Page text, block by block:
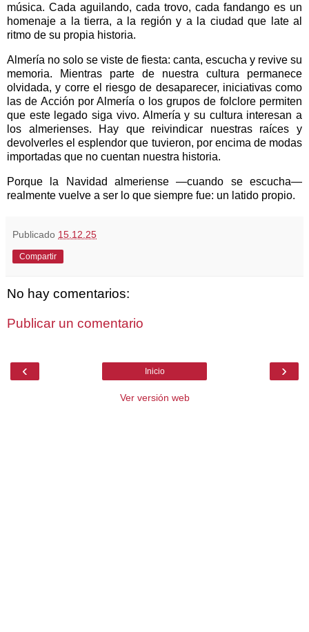
música. Cada aguilando, cada trovo, cada fandango es un
homenaje a la tierra, a la región y a la ciudad que late al
ritmo de su propia historia.
Almería no solo se viste de fiesta: canta, escucha y revive su
memoria. Mientras parte de nuestra cultura permanece
olvidada, y corre el riesgo de desaparecer, iniciativas como
las de Acción por Almería o los grupos de folclore permiten
que este legado siga vivo. Almería y su cultura interesan a
los almerienses. Hay que reivindicar nuestras raíces y
devolverles el esplendor que tuvieron, por encima de modas
importadas que no cuentan nuestra historia.
Porque la Navidad almeriense —cuando se escucha—
realmente vuelve a ser lo que siempre fue: un latido propio.
Publicado 15.12.25
Compartir
No hay comentarios:
Publicar un comentario
‹ ›
Inicio
Ver versión web